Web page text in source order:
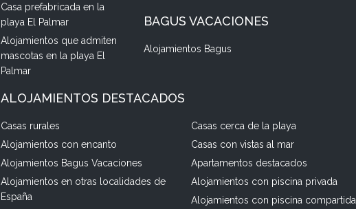
Casa prefabricada en la
playa El Palmar
Alojamientos que admiten
mascotas en la playa El
Palmar
BAGUS VACACIONES
Alojamientos Bagus
ALOJAMIENTOS DESTACADOS
Casas rurales
Alojamientos con encanto
Alojamientos Bagus Vacaciones
Alojamientos en otras localidades de
España
Casas cerca de la playa
Casas con vistas al mar
Apartamentos destacados
Alojamientos con piscina privada
Alojamientos con piscina compartida